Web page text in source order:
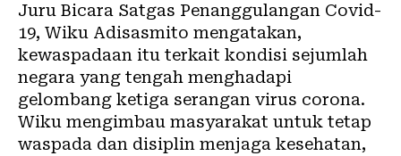
Juru Bicara Satgas Penanggulangan Covid-
19, Wiku Adisasmito mengatakan,
kewaspadaan itu terkait kondisi sejumlah
negara yang tengah menghadapi
gelombang ketiga serangan virus corona.
Wiku mengimbau masyarakat untuk tetap
waspada dan disiplin menjaga kesehatan,